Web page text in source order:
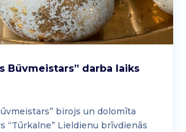
Būvmeistars” darba laiks
birojs un dolomīta
“Tūrkalne” Lieldienu brīvdienās